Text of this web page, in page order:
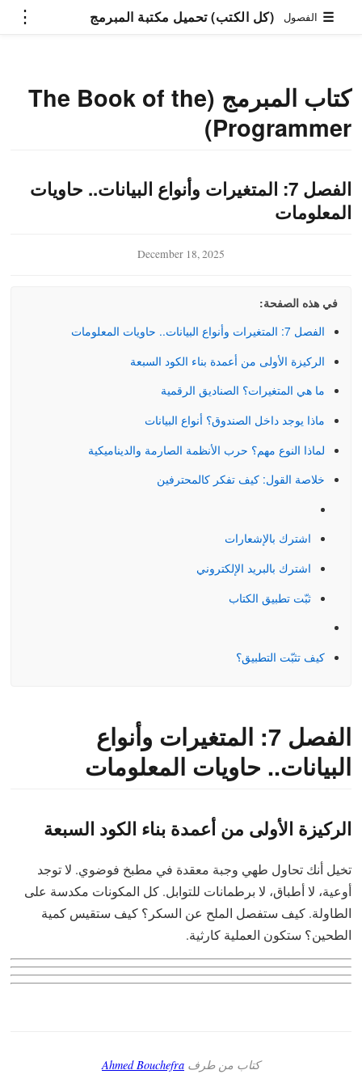
كيفية التثبيت:
☰ الفصول (كل الكتب) تحميل مكتبة المبرمج ⋮
كتاب المبرمج (The Book of the
Programmer)
الفصل 7: المتغيرات وأنواع البيانات.. حاويات
المعلومات
December 18, 2025
في هذه الصفحة:
الفصل 7: المتغيرات وأنواع البيانات.. حاويات المعلومات
الركيزة الأولى من أعمدة بناء الكود السبعة
ما هي المتغيرات؟ الصناديق الرقمية
ماذا يوجد داخل الصندوق؟ أنواع البيانات
لماذا النوع مهم؟ حرب الأنظمة الصارمة والديناميكية
خلاصة القول: كيف تفكر كالمحترفين
اشترك بالإشعارات
اشترك بالبريد الإلكتروني
ثبّت تطبيق الكتاب
كيف تثبّت التطبيق؟
الفصل 7: المتغيرات وأنواع
البيانات.. حاويات المعلومات
الركيزة الأولى من أعمدة بناء الكود السبعة
تخيل أنك تحاول طهي وجبة معقدة في مطبخ فوضوي. لا توجد
أوعية، لا أطباق، لا برطمانات للتوابل. كل المكونات مكدسة على
الطاولة. كيف ستفصل الملح عن السكر؟ كيف ستقيس كمية
الطحين؟ ستكون العملية كارثية.
كتاب من طرف Ahmed Bouchefra
تعلم البرمجة بلغة بايثون
فن هندسة التوجيه
(Prompt Engineering)